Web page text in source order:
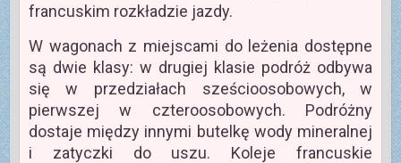
francuskim rozkładzie jazdy.
W wagonach z miejscami do leżenia dostępne
są dwie klasy: w drugiej klasie podróż odbywa
się w przedziałach sześcioosobowych, w
pierwszej w czteroosobowych. Podróżny
dostaje między innymi butelkę wody mineralnej
i zatyczki do uszu. Koleje francuskie